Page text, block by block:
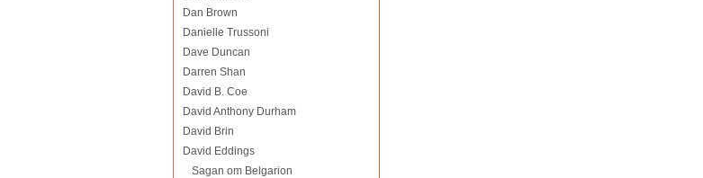
Dan Brown
Danielle Trussoni
Dave Duncan
Darren Shan
David B. Coe
David Anthony Durham
David Brin
David Eddings
Sagan om Belgarion